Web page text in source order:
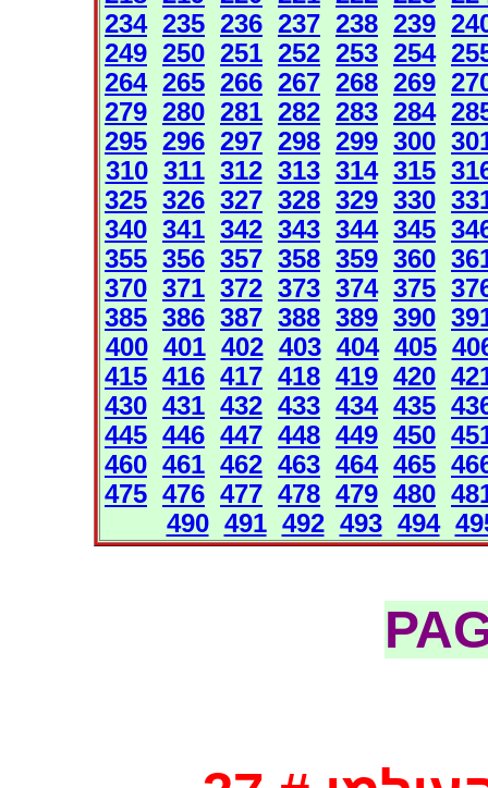
234 235 236 237 238 239
249 250 251 252 253 254
264 265 266 267 268 269
279 280 281 282 283 284
295 296 297 298 299 300
310 311 312 313 314 315
325 326 327 328 329 330
340 341 342 343 344 345
355 356 357 358 359 360
370 371 372 373 374 375
385 386 387 388 389 390
400 401 402 403 404 405
415 416 417 418 419 420
430 431 432 433 434 435
445 446 447 448 449 450
460 461 462 463 464 465
475 476 477 478 479 480
490 491 492 493 494